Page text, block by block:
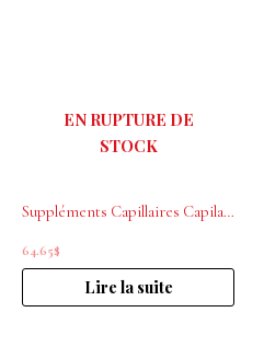
EN RUPTURE DE
STOCK
Suppléments Capillaires Capilactif 120 Capsules
64.65$
Lire la suite